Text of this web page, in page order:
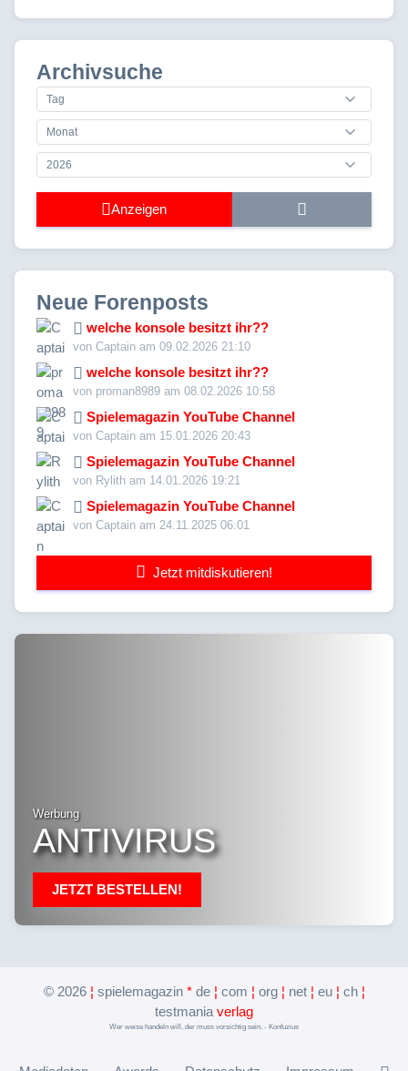
Archivsuche
Anzeigen
Neue Forenposts
welche konsole besitzt ihr??
von Captain am 09.02.2026 21:10
welche konsole besitzt ihr??
von proman8989 am 08.02.2026 10:58
Spielemagazin YouTube Channel
von Captain am 15.01.2026 20:43
Spielemagazin YouTube Channel
von Rylith am 14.01.2026 19:21
Spielemagazin YouTube Channel
von Captain am 24.11.2025 06:01
Jetzt mitdiskutieren!
Werbung
ANTIVIRUS
JETZT BESTELLEN!
© 2026 ¦ spielemagazin* de ¦ com ¦ org ¦ net ¦ eu ¦ ch ¦
testmania verlag
Wer weise handeln will, der muss vorsichtig sein. - Konfuzius